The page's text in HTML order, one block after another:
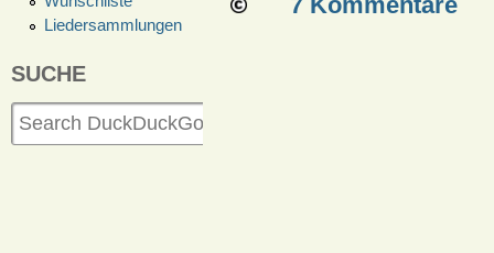
Liedersammlungen
SUCHE